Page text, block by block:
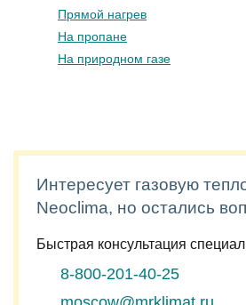
Прямой нагрев
На пропане
На природном газе
Интересует газовую
Neoclima, но остались
Быстрая консультация
8-800-201-40-25